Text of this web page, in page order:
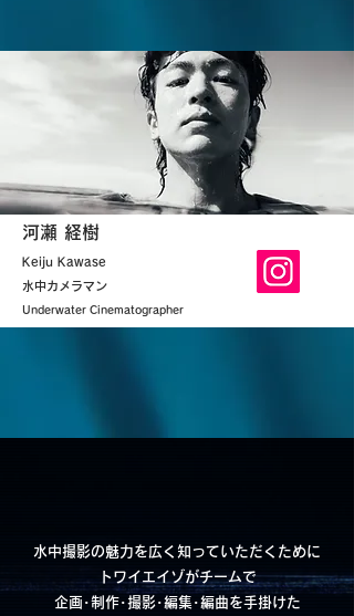
​河瀬 経樹
Keiju Kawase
水中カメラマン
Underwater Cinematographer
水中撮影の魅力を広く知っていただくために
トワイエイゾがチームで
企画･制作･撮影･編集･編曲を手掛けた